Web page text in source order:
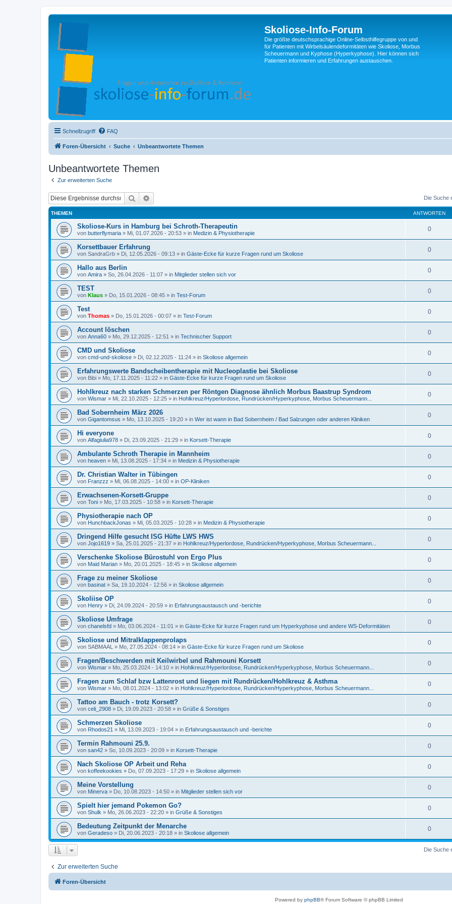
Skoliose-Info-Forum
Die größte deutschsprachige Online-Selbsthilfegruppe von und
für Patienten mit Wirbelsäulendeformitäten wie Skoliose, Morbus
Scheuermann und Kyphose (Hyperkyphose). Hier können sich
Patienten informieren und Erfahrungen austauschen.
Schnellzugriff FAQ
Foren-Übersicht Suche Unbeantwortete Themen
Unbeantwortete Themen
Zur erweiterten Suche
Suche Die Suche
THEMEN ANTWORTEN
Skoliose-Kurs in Hamburg bei Schroth-Therapeutin
von butterflymaria » Mi, 01.07.2026 - 20:53 » in Medizin & Physiotherapie
0
Korsettbauer Erfahrung
von SandraGrb » Di, 12.05.2026 - 09:13 » in Gäste-Ecke für kurze Fragen rund um Skoliose
0
Hallo aus Berlin
von Amira » So, 26.04.2026 - 11:07 » in Mitglieder stellen sich vor
0
TEST
von Klaus » Do, 15.01.2026 - 08:45 » in Test-Forum
0
Test
von Thomas » Do, 15.01.2026 - 00:07 » in Test-Forum
0
Account löschen
von Anna60 » Mo, 29.12.2025 - 12:51 » in Technischer Support
0
CMD und Skoliose
von cmd-und-skoliose » Di, 02.12.2025 - 11:24 » in Skoliose allgemein
0
Erfahrungswerte Bandscheibentherapie mit Nucleoplastie bei Skoliose
von Bibi » Mo, 17.11.2025 - 11:22 » in Gäste-Ecke für kurze Fragen rund um Skoliose
0
Hohlkreuz nach starken Schmerzen per Röntgen Diagnose ähnlich Morbus Baastrup Syndrom
von Wismar » Mi, 22.10.2025 - 12:25 » in Hohlkreuz/Hyperlordose, Rundrücken/Hyperkyphose, Morbus Scheuermann...
0
Bad Sobernheim März 2026
von Gigantomsus » Mo, 13.10.2025 - 19:20 » in Wer ist wann in Bad Sobernheim / Bad Salzungen oder anderen Kliniken
0
Hi everyone
von Alfagiulia978 » Di, 23.09.2025 - 21:29 » in Korsett-Therapie
0
Ambulante Schroth Therapie in Mannheim
von heaven » Mi, 13.08.2025 - 17:34 » in Medizin & Physiotherapie
0
Dr. Christian Walter in Tübingen
von Franzzz » Mi, 06.08.2025 - 14:00 » in OP-Kliniken
0
Erwachsenen-Korsett-Gruppe
von Toni » Mo, 17.03.2025 - 10:58 » in Korsett-Therapie
0
Physiotherapie nach OP
von HunchbackJonas » Mi, 05.03.2025 - 10:28 » in Medizin & Physiotherapie
0
Dringend Hilfe gesucht ISG Hüfte LWS HWS
von Jojo1619 » Sa, 25.01.2025 - 21:37 » in Hohlkreuz/Hyperlordose, Rundrücken/Hyperkyphose, Morbus Scheuermann...
0
Verschenke Skoliose Bürostuhl von Ergo Plus
von Maid Marian » Mo, 20.01.2025 - 18:45 » in Skoliose allgemein
0
Frage zu meiner Skoliose
von basinat » Sa, 19.10.2024 - 12:56 » in Skoliose allgemein
0
Skoliise OP
von Henry » Di, 24.09.2024 - 20:59 » in Erfahrungsaustausch und -berichte
0
Skoliose Umfrage
von chanelsfd » Mo, 03.06.2024 - 11:01 » in Gäste-Ecke für kurze Fragen rund um Hyperkyphose und andere WS-Deformitäten
0
Skoliose und Mitralklappenprolaps
von SABMAAL » Mo, 27.05.2024 - 08:14 » in Gäste-Ecke für kurze Fragen rund um Skoliose
0
Fragen/Beschwerden mit Keilwirbel und Rahmouni Korsett
von Wismar » Mo, 25.03.2024 - 14:10 » in Hohlkreuz/Hyperlordose, Rundrücken/Hyperkyphose, Morbus Scheuermann...
0
Fragen zum Schlaf bzw Lattenrost und liegen mit Rundrücken/Hohlkreuz & Asthma
von Wismar » Mo, 08.01.2024 - 13:02 » in Hohlkreuz/Hyperlordose, Rundrücken/Hyperkyphose, Morbus Scheuermann...
0
Tattoo am Bauch - trotz Korsett?
von celi_2908 » Di, 19.09.2023 - 20:58 » in Grüße & Sonstiges
0
Schmerzen Skoliose
von Rhodos21 » Mi, 13.09.2023 - 19:04 » in Erfahrungsaustausch und -berichte
0
Termin Rahmouni 25.9.
von san42 » So, 10.09.2023 - 20:09 » in Korsett-Therapie
0
Nach Skoliose OP Arbeit und Reha
von koffeekookies » Do, 07.09.2023 - 17:29 » in Skoliose allgemein
0
Meine Vorstellung
von Minerva » Do, 10.08.2023 - 14:50 » in Mitglieder stellen sich vor
0
Spielt hier jemand Pokemon Go?
von Shulk » Mo, 26.06.2023 - 22:20 » in Grüße & Sonstiges
0
Bedeutung Zeitpunkt der Menarche
von Geradeso » Di, 20.06.2023 - 20:18 » in Skoliose allgemein
0
Die Suche
Zur erweiterten Suche
Foren-Übersicht
Powered by phpBB® Forum Software © phpBB Limited